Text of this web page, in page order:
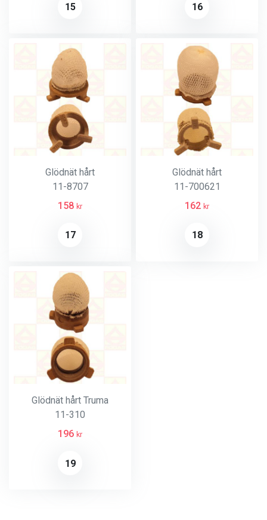
15 16
Glödnät hårt
11-8707
158 kr
17
Glödnät hårt
11-700621
162 kr
18
Glödnät hårt Truma
11-310
196 kr
19